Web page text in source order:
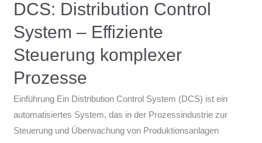
DCS: Distribution Control
System – Effiziente
Steuerung komplexer
Prozesse
Einführung Ein Distribution Control System (DCS) ist ein
automatisiertes System, das in der Prozessindustrie zur
Steuerung und Überwachung von Produktionsanlagen